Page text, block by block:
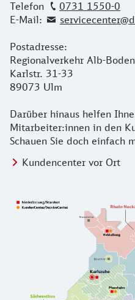
Telefon
0731 1550-0
E-Mail:
Postadresse:
Regionalverkehr Alb-
Karlstr. 31-33
89073 Ulm
Darüber hinaus helfen
Mitarbeiter:innen in den
Schauen Sie doch einfach
Kundencenter vor Ort
h1